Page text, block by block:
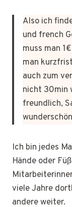
Also ich
und french
muss man
man
auch zum
nicht 30min
freundlich,
Ich bin jedes
Hände oder
viele Jahre
andere weiter.